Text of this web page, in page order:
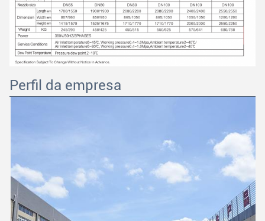
Perfil da empresa